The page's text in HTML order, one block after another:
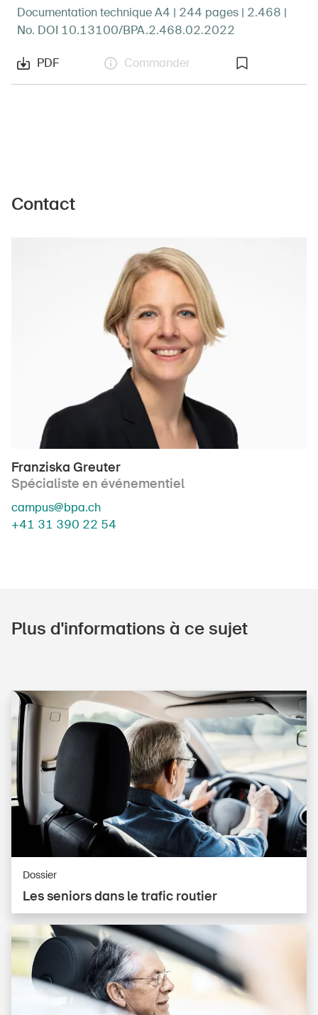
Documentation technique A4 | 244 pages | 2.468 |
No. DOI 10.13100/BPA.2.468.02.2022
PDF Commander
Contact
Franziska Greuter
Spécialiste en événementiel
campus@bpa.ch
+41 31 390 22 54
Plus d'informations à ce sujet
Les seniors dans le trafic routier
Dossier